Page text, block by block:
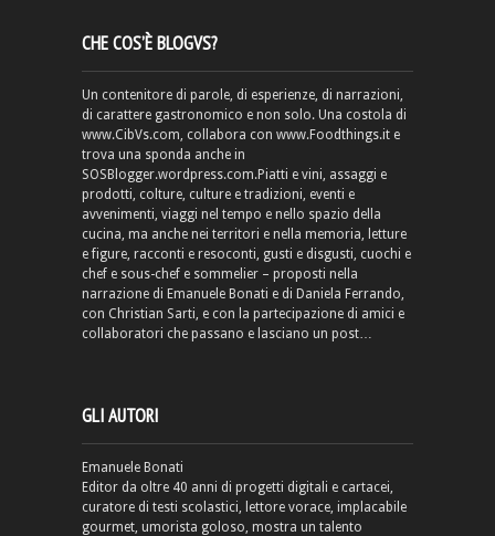
CHE COS’È BLOGVS?
Un contenitore di parole, di esperienze, di narrazioni,
di carattere gastronomico e non solo. Una costola di
www.CibVs.com, collabora con www.Foodthings.it e
trova una sponda anche in
SOSBlogger.wordpress.com.Piatti e vini, assaggi e
prodotti, colture, culture e tradizioni, eventi e
avvenimenti, viaggi nel tempo e nello spazio della
cucina, ma anche nei territori e nella memoria, letture
e figure, racconti e resoconti, gusti e disgusti, cuochi e
chef e sous-chef e sommelier – proposti nella
narrazione di Emanuele Bonati e di Daniela Ferrando,
con Christian Sarti, e con la partecipazione di amici e
collaboratori che passano e lasciano un post…
GLI AUTORI
Emanuele Bonati
Editor da oltre 40 anni di progetti digitali e cartacei,
curatore di testi scolastici, lettore vorace, implacabile
gourmet, umorista goloso, mostra un talento